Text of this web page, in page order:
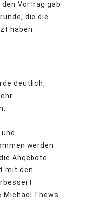
den Vortrag gab
die die
haben.
deutlich,
werden
Angebote
mit den
Michael Thews